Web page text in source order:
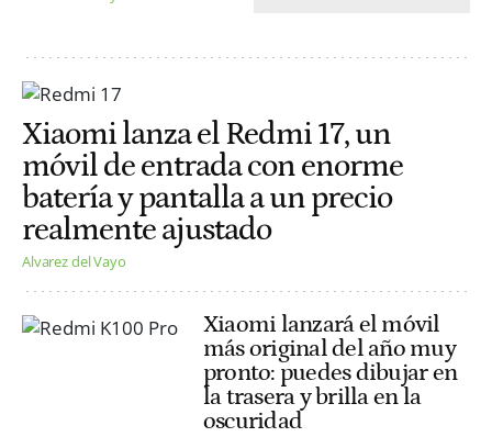
Xiaomi lanza el Redmi 17, un
móvil de entrada con enorme
batería y pantalla a un precio
realmente ajustado
Alvarez del Vayo
Xiaomi lanzará el móvil
más original del año muy
pronto: puedes dibujar en
la trasera y brilla en la
oscuridad